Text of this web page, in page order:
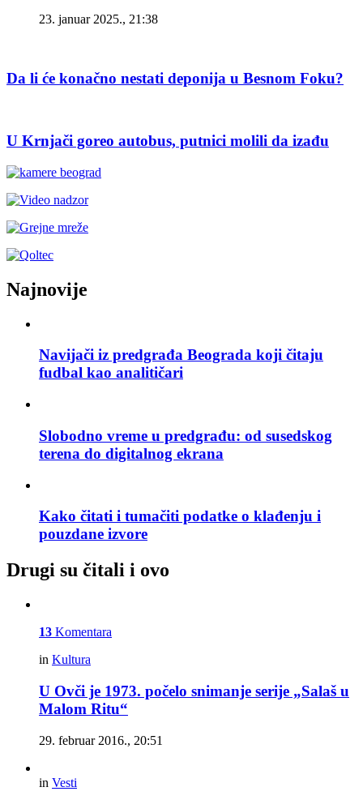
23. januar 2025., 21:38
Da li će konačno nestati deponija u Besnom Foku?
U Krnjači goreo autobus, putnici molili da izađu
Najnovije
Navijači iz predgrađa Beograda koji čitaju
fudbal kao analitičari
Slobodno vreme u predgrađu: od susedskog
terena do digitalnog ekrana
Kako čitati i tumačiti podatke o klađenju i
pouzdane izvore
Drugi su čitali i ovo
13 Komentara
in Kultura
U Ovči je 1973. počelo snimanje serije „Salaš u
Malom Ritu“
29. februar 2016., 20:51
in Vesti